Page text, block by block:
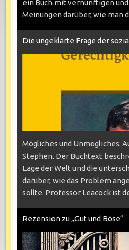
ein Buch mit vernünftigen
Meinungen darüber, wie man
Die ungeklärte Frage der
Mögliches und Unmögliches.
Stephen. Der Buchtext
Lage der Welt und die
darüber, wie das Problem
sollte. Professor Leacock ist
Rezension zu „Gut und Böse“